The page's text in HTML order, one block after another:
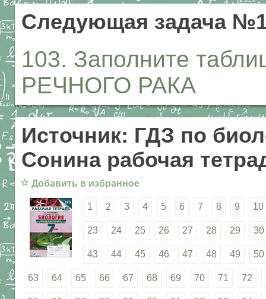
Следующая задача
103. Заполните
РЕЧНОГО РАКА
Источник: ГДЗ по
Сонина рабочая
☆ Добавить в избранное
1 2 3 4 5 6 7 8 9 10
23 24 25 26 27 28 29 30
43 44 45 46 47 48 49 50
63 64 65 66 67 68 69 70 71 72